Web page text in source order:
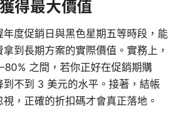
得最大價值
度促銷日與黑色星期五等時段，能
到長期方案的實際價值。實務上，
之間，若你正好在促銷期購
到不到 3 美元的水平。接著，結帳
，正確的折扣碼才會真正落地。